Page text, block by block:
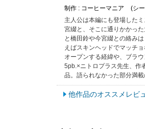
制作 : コーヒーマニア
(シ
主人公は本編にも登場した
宮綴と、そこに通りかかっ
と橋田鈴や今宮綴との絡み
えばスキンヘッドでマッチ
オープンする経緯や、ブラ
5pb.×ニトロプラス先生、作
品。語られなかった部分満
他作品のオススメレビ